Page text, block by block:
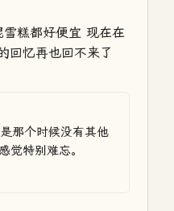
糕都好便宜 现在在
回忆再也回不来了
那个时候没有其他
觉特别难忘。